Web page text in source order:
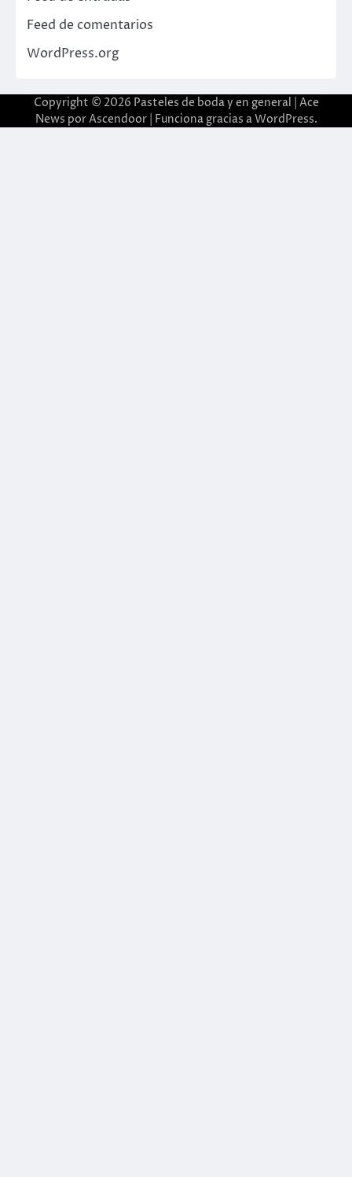
Feed de comentarios
WordPress.org
Copyright © 2026 Pasteles de boda y en general | Ace
News porAscendoor| Funciona gracias aWordPress.